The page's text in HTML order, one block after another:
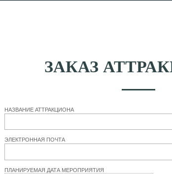
ЗАКАЗ
НАЗВАНИЕ АТТРАКЦИОНА
ЭЛЕКТРОННАЯ ПОЧТА
ПЛАНИРУЕМАЯ ДАТА МЕРОПРИЯТИЯ